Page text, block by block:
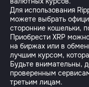
Для использования
можете выбрать
сторонние кошельки,
Приобрести XRP
на биржах или в
лучшим курсом,
Будьте внимательны,
проверенным
третьим лицам.